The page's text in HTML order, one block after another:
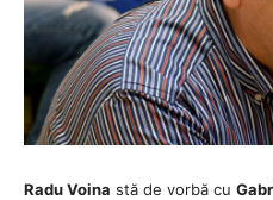
Radu Voina stă de vorbă cu